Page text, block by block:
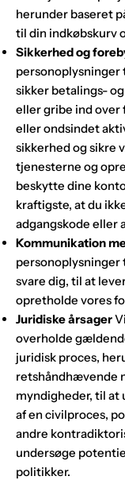
herunder baseret
til din indkøbskurv
Sikkerhed og
personoplysninger
sikker betalings-
eller gribe ind over
eller ondsindet
sikkerhed og sikre
tjenesterne og
beskytte dine
kraftigste, at du
adgangskode eller
Kommunikation
svare dig, til at
opretholde vores
Juridiske årsager
overholde
juridisk proces,
retshåndhævende
myndigheder, til at
af en civilproces,
andre
undersøge
politikker.